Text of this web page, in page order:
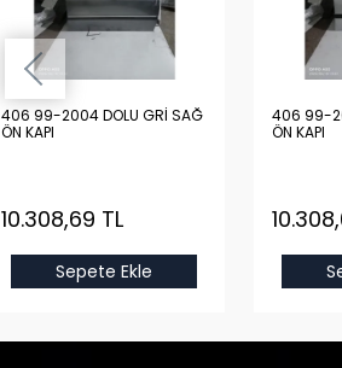
406 99-2004 DOLU GRİ SAĞ
ÖN KAPI
10.308,69 TL
Sepete Ekle
406 99-
ÖN KAPI